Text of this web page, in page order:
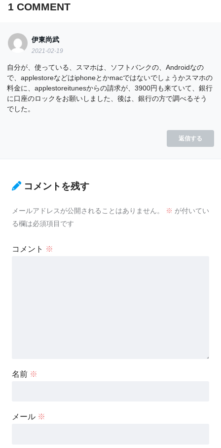
1 COMMENT
伊東尚武
2021-02-19
自分が、使っている、スマホは、ソフトバンクの、Androidなの
で、applestoreなどはiphoneとかmacではないでしょうかスマホの
料金に、applestoreitunesからの請求が、3900円も来ていて、銀行
に口座のロックをお願いしました、後は、銀行の方で調べるそう
でした。
返信する
コメントを残す
メールアドレスが公開されることはありません。 ※ が付いてい
る欄は必須項目です
コメント ※
名前 ※
メール ※